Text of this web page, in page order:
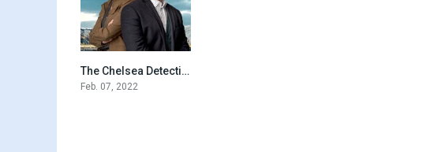
6.5The Chelsea Detective
Feb. 07, 2022